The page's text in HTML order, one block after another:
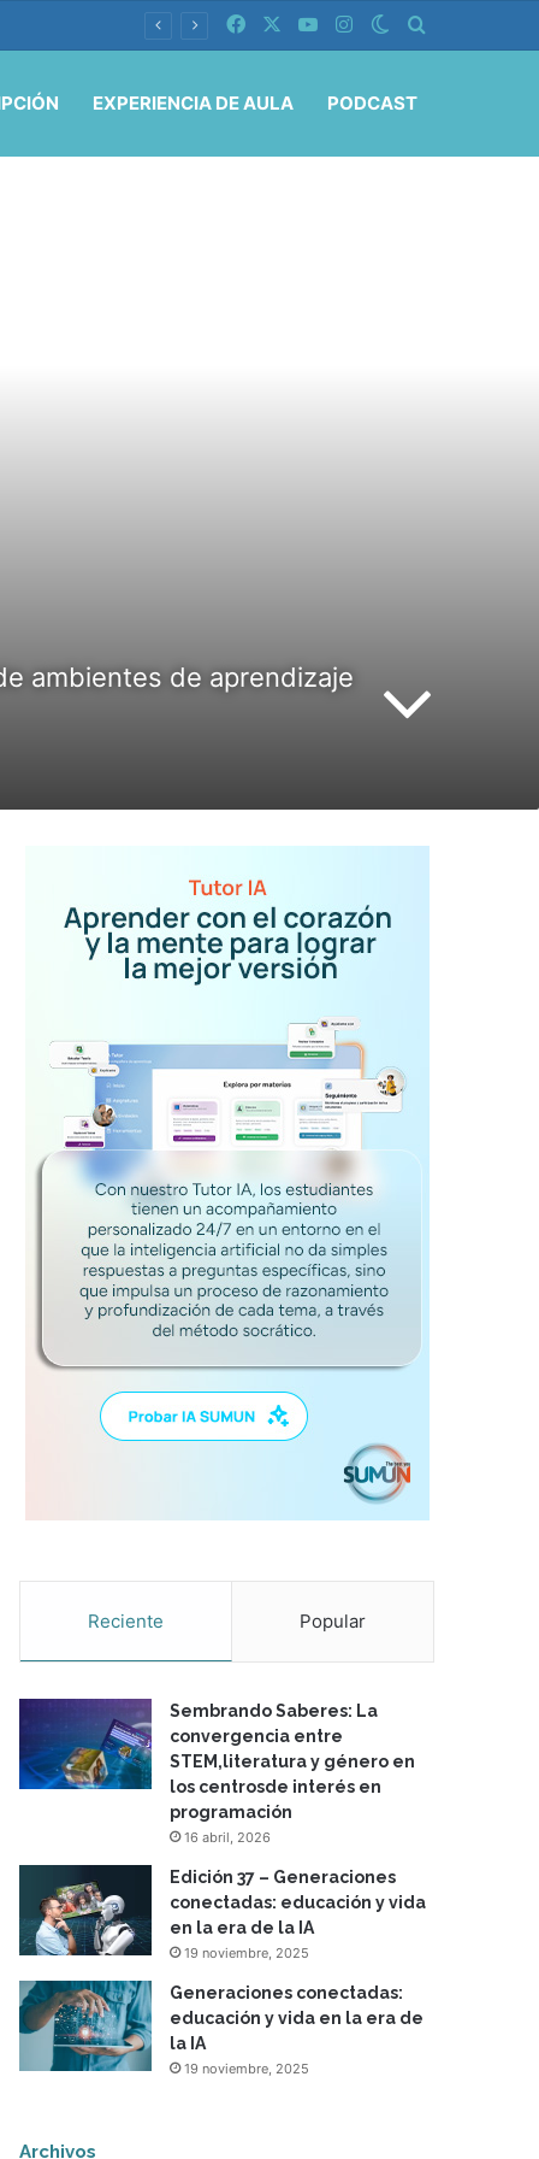
Facebook YouTubeInstagramSwitch skin
EXPERIENCIA DE AULA PODCAST
ambientes de aprendizaje
Reciente Popular
Sembrando Saberes: La
convergencia entre
STEM,literatura y género en
los centrosde interés en
programación
16 abril, 2026
Edición 37 – Generaciones
conectadas: educación y vida
en la era de la IA
19 noviembre, 2025
Generaciones conectadas:
educación y vida en la era de
la IA
19 noviembre, 2025
Archivos